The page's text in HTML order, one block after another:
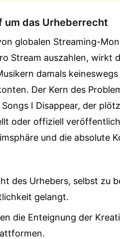
um das Urheberrecht
globalen Streaming-
Stream auszahlen, wirkt
damals
Der Kern des
I Disappear, der
oder offiziell
und die absolute
des Urhebers, selbst zu
gelangt.
die Enteignung der